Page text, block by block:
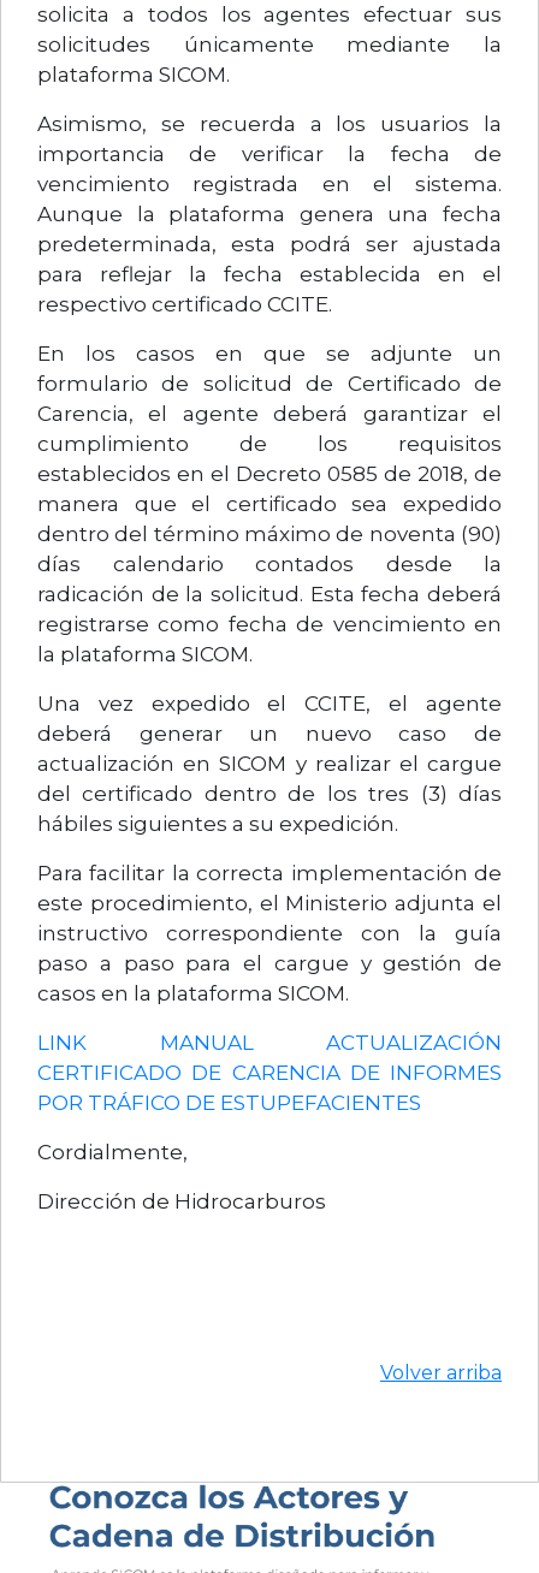
solicita a todos los agentes efectuar sus
solicitudes únicamente mediante la
plataforma SICOM.
Asimismo, se recuerda a los usuarios la
importancia de verificar la fecha de
vencimiento registrada en el sistema.
Aunque la plataforma genera una fecha
predeterminada, esta podrá ser ajustada
para reflejar la fecha establecida en el
respectivo certificado CCITE.
En los casos en que se adjunte un
formulario de solicitud de Certificado de
Carencia, el agente deberá garantizar el
cumplimiento de los requisitos
establecidos en el Decreto 0585 de 2018, de
manera que el certificado sea expedido
dentro del término máximo de noventa (90)
días calendario contados desde la
radicación de la solicitud. Esta fecha deberá
registrarse como fecha de vencimiento en
la plataforma SICOM.
Una vez expedido el CCITE, el agente
deberá generar un nuevo caso de
actualización en SICOM y realizar el cargue
del certificado dentro de los tres (3) días
hábiles siguientes a su expedición.
Para facilitar la correcta implementación de
este procedimiento, el Ministerio adjunta el
instructivo correspondiente con la guía
paso a paso para el cargue y gestión de
casos en la plataforma SICOM.
LINK MANUAL ACTUALIZACIÓN
CERTIFICADO DE CARENCIA DE INFORMES
POR TRÁFICO DE ESTUPEFACIENTES
Cordialmente,
Dirección de Hidrocarburos
Volver arriba